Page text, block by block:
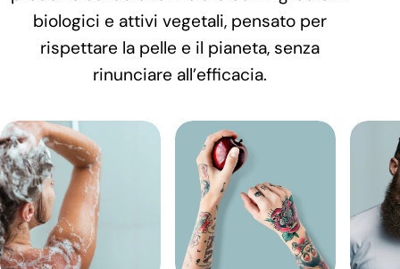
z
i
o
n
e
:
biologici e attivi vegetali, pensato per
rispettare la pelle e il pianeta, senza
rinunciare all’efficacia.